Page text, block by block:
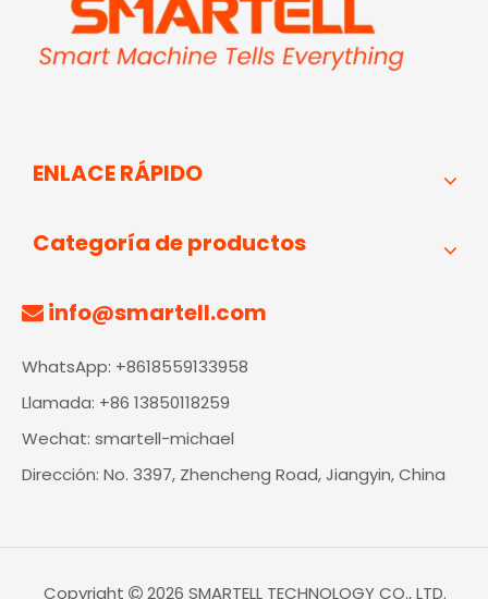
ENLACE RÁPIDO
Categoría de productos
 info@smartell.com
WhatsApp: +8618559133958
Llamada: +86 13850118259
Wechat: smartell-michael
Dirección: No. 3397, Zhencheng Road, Jiangyin, China
Copyright  2026 SMARTELL TECHNOLOGY CO., LTD.